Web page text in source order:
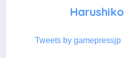
Harushiko
Tweets by gamepressjp